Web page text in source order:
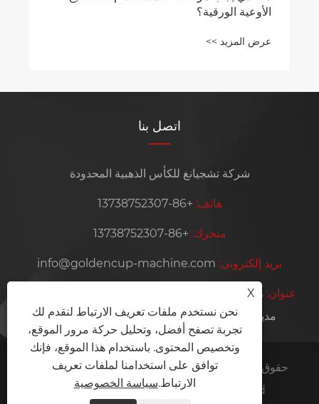
الأوعية الورقية؟
عرض المزيد >>
اتصل بنا
شركة تشجيانغ للكأس الذهبية المحدودة
هاتف: +86-13738752307
متحرك: +86-13738752307
بريد إلكتروني: info@goldencup-machine.com
عنوان:
مدينة رويان، مدينة ونتشو، مقاطعة تشجيانغ، الصين
حقوق الطبع والنشر © 2024 Zhejiang Golden Cup
Machinery Co.,Ltd. جميع الحقوق محفوظة.
X
نحن نستخدم ملفات تعريف الارتباط لنقدم لك
تجربة تصفح أفضل، وتحليل حركة مرور الموقع،
وتخصيص المحتوى. باستخدام هذا الموقع، فإنك
توافق على استخدامنا لملفات تعريف
الارتباط.سياسة الخصوصية